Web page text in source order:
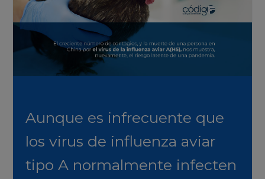
Aunque es infrecuente que
los virus de influenza aviar
tipo A normalmente infecten